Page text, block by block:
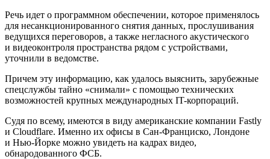
Речь идет о программном обеспечении, которое применялось
для несанкционированного снятия данных, прослушивания
ведущихся переговоров, а также негласного акустического
и видеоконтроля пространства рядом с устройствами,
уточнили в ведомстве.
Причем эту информацию, как удалось выяснить, зарубежные
спецслужбы тайно «снимали» с помощью технических
возможностей крупных международных IT-корпораций.
Судя по всему, имеются в виду американские компании Fastly
и Cloudflare. Именно их офисы в Сан-Франциско, Лондоне
и Нью-Йорке можно увидеть на кадрах видео,
обнародованного ФСБ.